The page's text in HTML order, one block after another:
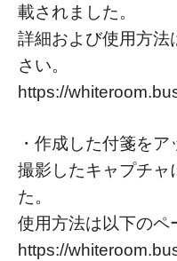
載されました。
詳細および使用方法
さい。
https://
・作成した付箋を
撮影したキャプチャ
た。
使用方法は以下のペ
https://